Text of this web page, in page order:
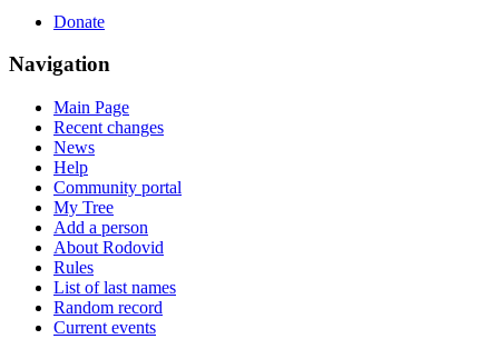
Donate
Navigation
Main Page
Recent changes
News
Help
Community portal
My Tree
Add a person
About Rodovid
Rules
List of last names
Random record
Current events